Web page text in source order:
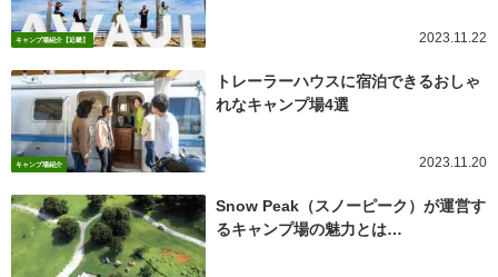
キャンプ場紹介【近畿】 2023.11.22
キャンプ場紹介
トレーラーハウスに宿泊できるおしゃ
れなキャンプ場4選
2023.11.20
Snow Peak（スノーピーク）が運営す
るキャンプ場の魅力とは…